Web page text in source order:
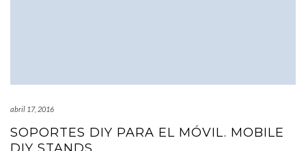
abril 17, 2016
SOPORTES DIY PARA EL MÓVIL. MOBILE